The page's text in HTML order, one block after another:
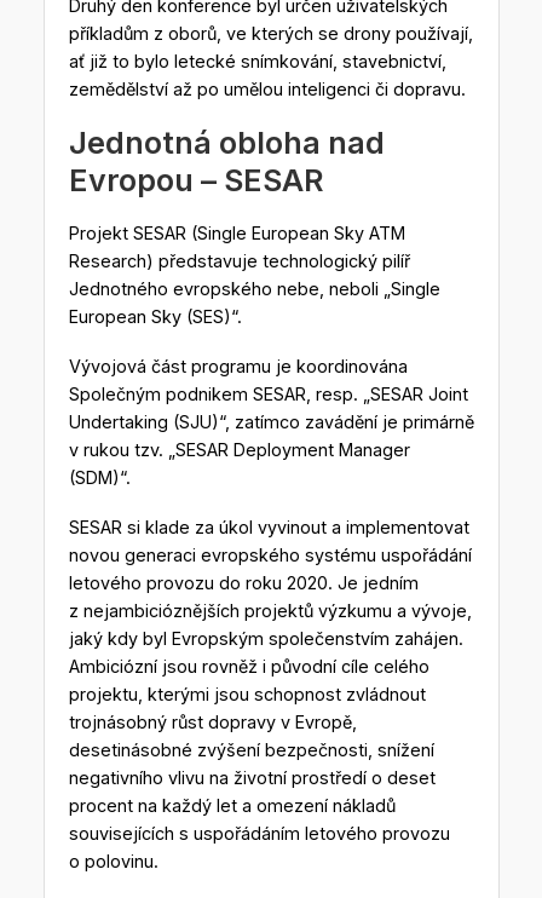
Druhý den konference byl určen uživatelských
příkladům z oborů, ve kterých se drony používají,
ať již to bylo letecké snímkování, stavebnictví,
zemědělství až po umělou inteligenci či dopravu.
Jednotná obloha nad
Evropou – SESAR
Projekt SESAR (Single European Sky ATM
Research) představuje technologický pilíř
Jednotného evropského nebe, neboli „Single
European Sky (SES)“.
Vývojová část programu je koordinována
Společným podnikem SESAR, resp. „SESAR Joint
Undertaking (SJU)“, zatímco zavádění je primárně
v rukou tzv. „SESAR Deployment Manager
(SDM)“.
SESAR si klade za úkol vyvinout a implementovat
novou generaci evropského systému uspořádání
letového provozu do roku 2020. Je jedním
z nejambicióznějších projektů výzkumu a vývoje,
jaký kdy byl Evropským společenstvím zahájen.
Ambiciózní jsou rovněž i původní cíle celého
projektu, kterými jsou schopnost zvládnout
trojnásobný růst dopravy v Evropě,
desetinásobné zvýšení bezpečnosti, snížení
negativního vlivu na životní prostředí o deset
procent na každý let a omezení nákladů
souvisejících s uspořádáním letového provozu
o polovinu.